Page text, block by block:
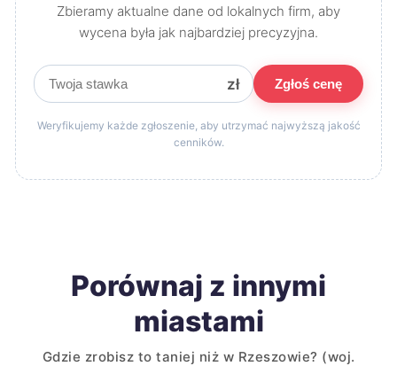
Zbieramy aktualne dane od lokalnych firm, aby
wycena była jak najbardziej precyzyjna.
zł Zgłoś cenę
Weryfikujemy każde zgłoszenie, aby utrzymać najwyższą jakość
cenników.
Porównaj z innymi
miastami
Gdzie zrobisz to taniej niż w Rzeszowie? (woj.